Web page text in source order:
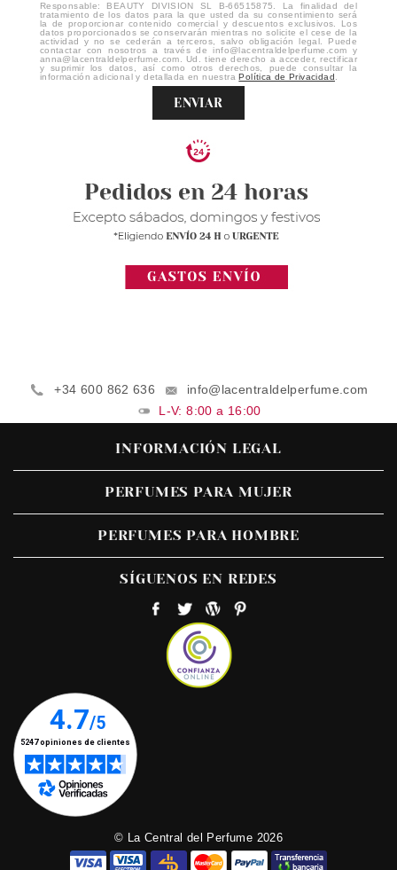
Responsable: BEAUTY DIVISION SL B-66515875. La finalidad del
tratamiento de los datos para la que usted da su consentimiento será
la de proporcionar contenido comercial y descuentos exclusivos. Los
datos proporcionados se conservarán mientras no solicite el cese de la
actividad y no se cederán a terceros, salvo obligación legal. Puede
contactar con nosotros a través de info@lacentraldelperfume.com y
anna@lacentraldelperfume.com. Ud. tiene derecho a acceder, rectificar
y suprimir los datos, así como otros derechos, puede consultar la
información adicional y detallada en nuestraPolítica de Privacidad
ENVIAR
+34 600 862 636
info@lacentraldelperfume.com
L-V: 8:00 a 16:00
INFORMACIÓN LEGAL
PERFUMES PARA MUJER
PERFUMES PARA HOMBRE
SÍGUENOS EN REDES
© La Central del Perfume 2026